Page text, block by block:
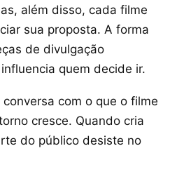
além disso, cada filme
sua proposta. A forma
de divulgação
quem decide ir.
com o que o filme
cresce. Quando cria
do público desiste no